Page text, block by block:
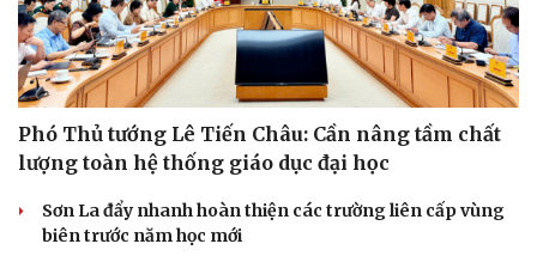
Phó Thủ tướng Lê Tiến Châu: Cần nâng tầm chất
lượng toàn hệ thống giáo dục đại học
Sơn La đẩy nhanh hoàn thiện các trường liên cấp vùng
biên trước năm học mới